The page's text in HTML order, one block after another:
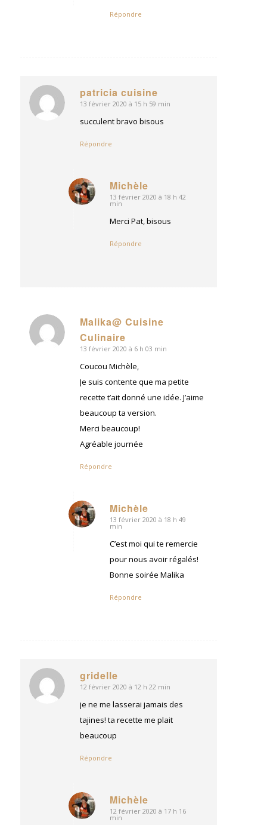
Répondre
patricia cuisine
dit
:
13 février 2020 à 15 h 59 min
succulent bravo bisous
Répondre
Michèle
dit
13 février 2020 à 18 h 42
min
Merci Pat, bisous
Répondre
Malika@ Cuisine
Culinaire
dit
:
13 février 2020 à 6 h 03 min
Coucou Michèle,
Je suis contente que ma petite
recette t’ait donné une idée. J’aime
beaucoup ta version.
Merci beaucoup!
Agréable journée
Répondre
Michèle
dit
13 février 2020 à 18 h 49
min
C’est moi qui te remercie
pour nous avoir régalés!
Bonne soirée Malika
Répondre
gridelle
dit
:
12 février 2020 à 12 h 22 min
je ne me lasserai jamais des
tajines! ta recette me plait
beaucoup
Répondre
Michèle
dit
12 février 2020 à 17 h 16
min